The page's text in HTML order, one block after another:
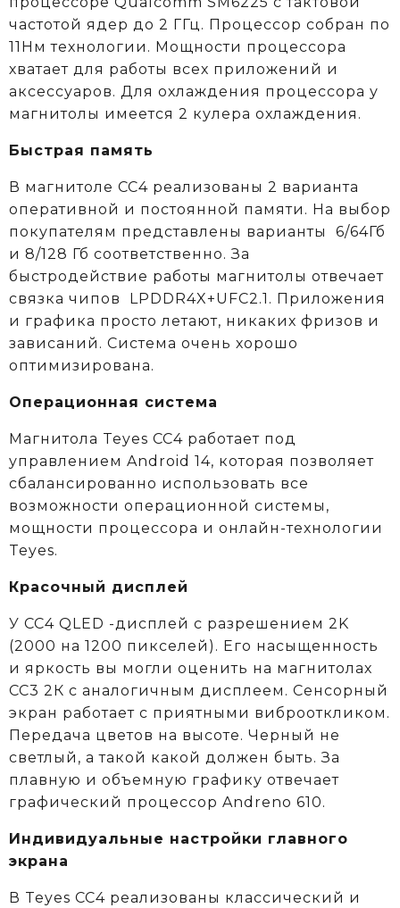
частотой ядер до 2 ГГц. Процессор собран по
11Нм технологии. Мощности процессора
хватает для работы всех приложений и
аксессуаров. Для охлаждения процессора у
магнитолы имеется 2 кулера охлаждения.
Быстрая память
В магнитоле CC4 реализованы 2 варианта
оперативной и постоянной памяти. На выбор
покупателям представлены варианты 6/64Гб
и 8/128 Гб соответственно. За
быстродействие работы магнитолы отвечает
связка чипов LPDDR4X+UFC2.1. Приложения
и графика просто летают, никаких фризов и
зависаний. Система очень хорошо
оптимизирована.
Операционная система
Магнитола Teyes CC4 работает под
управлением Android 14, которая позволяет
сбалансированно использовать все
возможности операционной системы,
мощности процессора и онлайн-технологии
Teyes.
Красочный дисплей
У CC4 QLED -дисплей с разрешением 2K
(2000 на 1200 пикселей). Его насыщенность
и яркость вы могли оценить на магнитолах
CC3 2К c аналогичным дисплеем. Сенсорный
экран работает с приятными виброоткликом.
Передача цветов на высоте. Черный не
светлый, а такой какой должен быть. За
плавную и объемную графику отвечает
графический процессор Andreno 610.
Индивидуальные настройки главного
экрана
В Teyes СС4 реализованы классический и